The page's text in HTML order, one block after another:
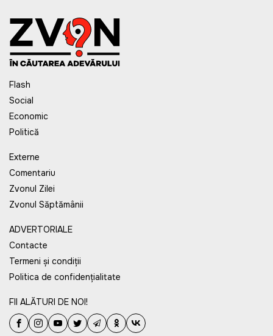
Flash
Social
Economic
Politică
Externe
Comentariu
Zvonul Zilei
Zvonul Săptămânii
ADVERTORIALE
Contacte
Termeni și condiții
Politica de confidențialitate
FII ALĂTURI DE NOI!